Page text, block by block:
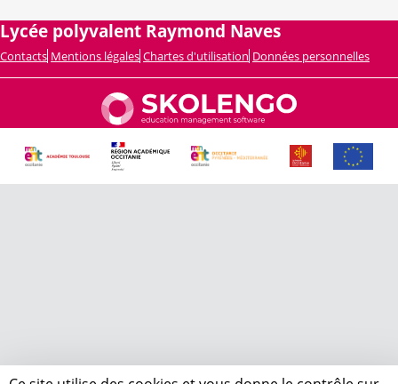
Lycée polyvalent Raymond Naves
Contacts Mentions légales Chartes d'utilisation Données personnelles